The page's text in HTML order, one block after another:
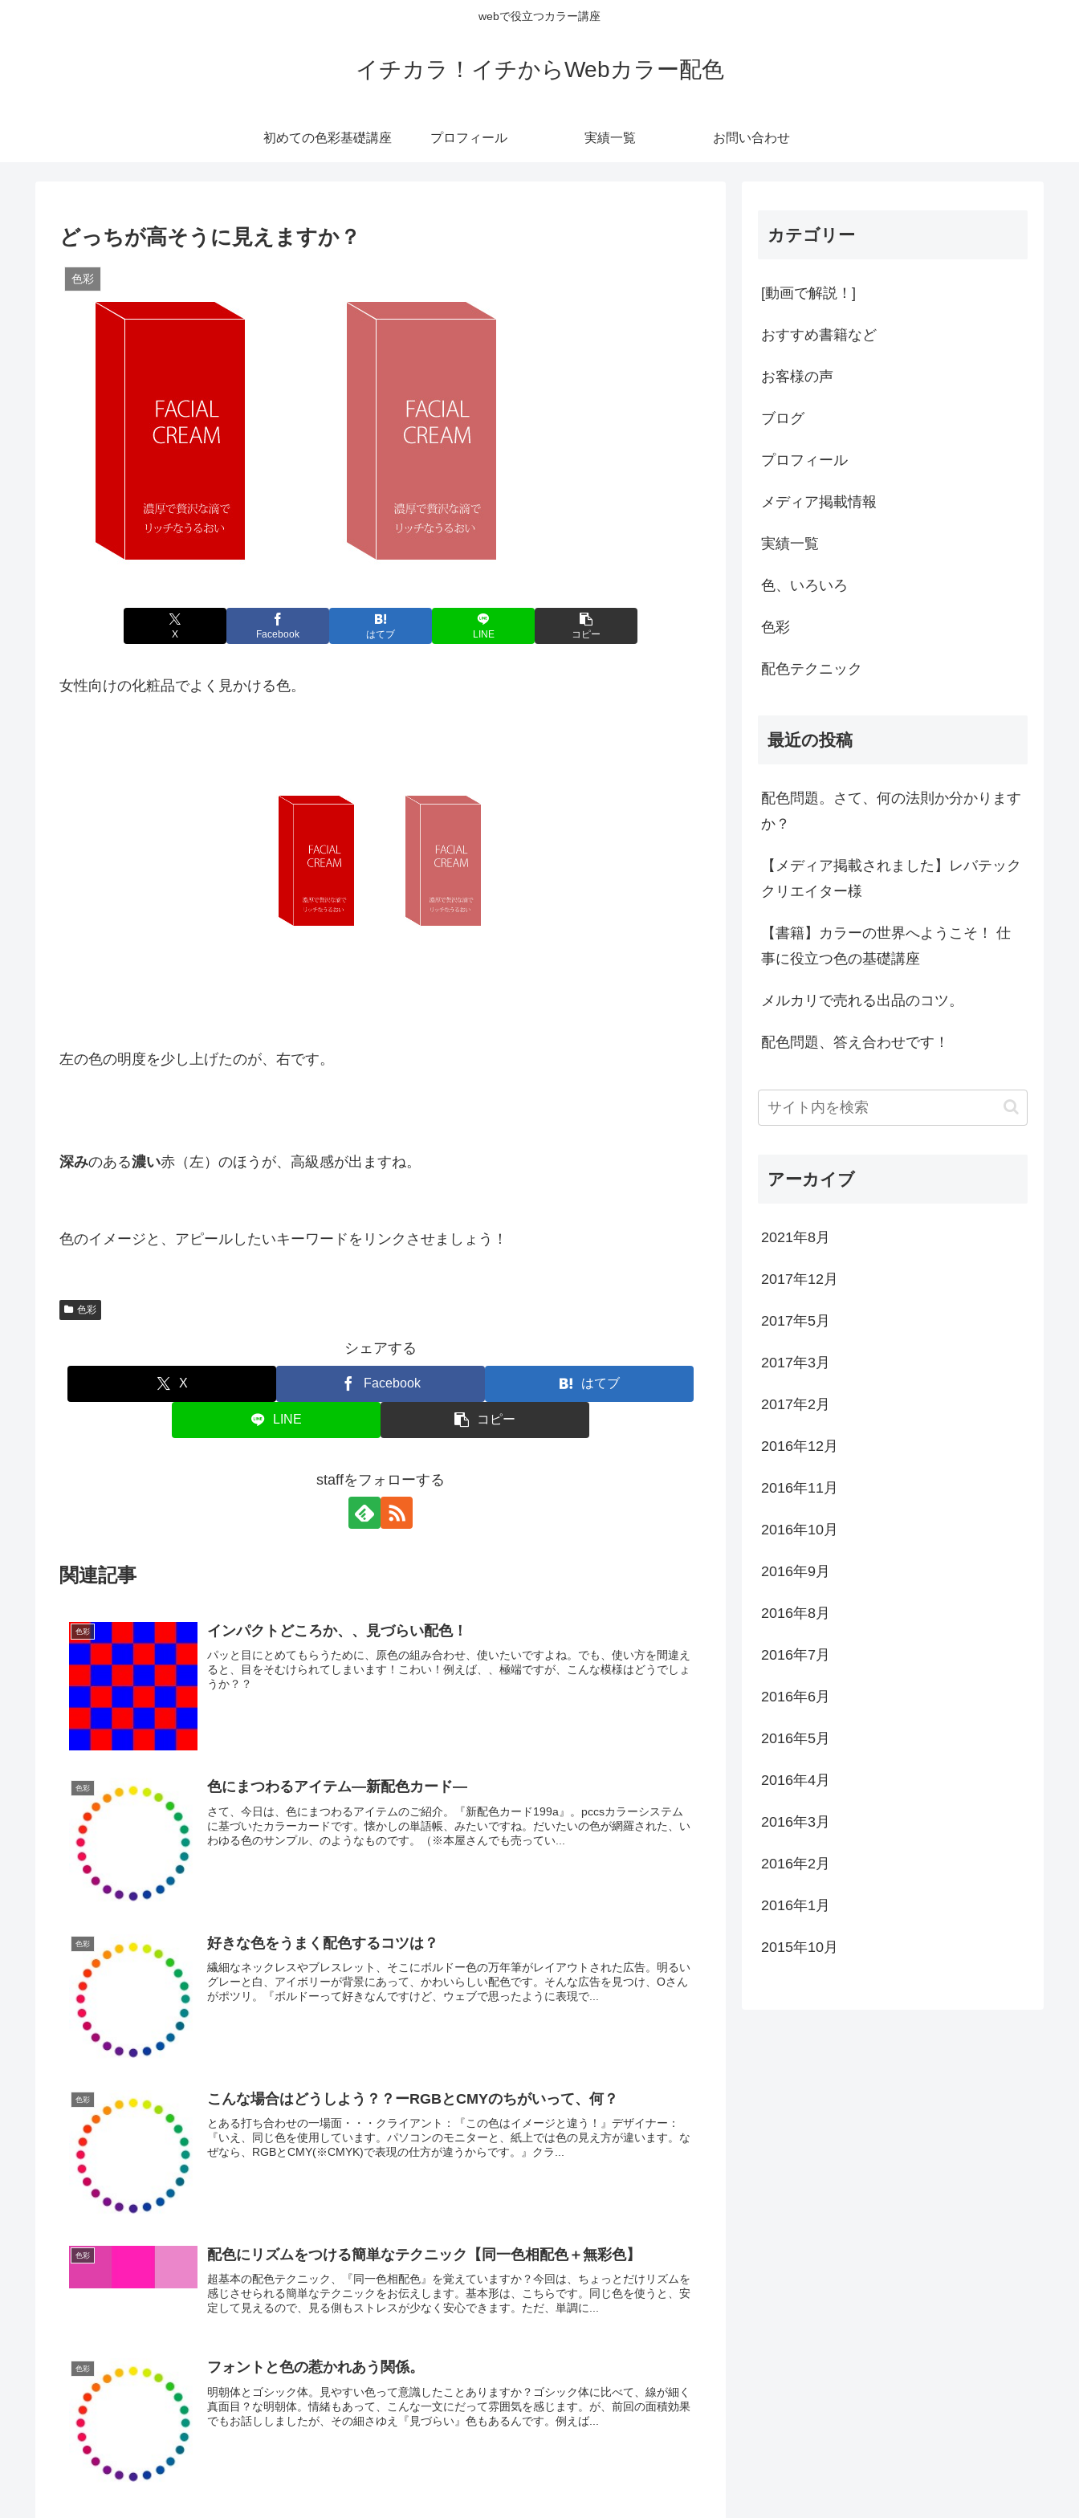
webで役立つカラー講座
イチカラ！イチからWebカラー配色
初めての色彩基礎講座 プロフィール 実績一覧 お問い合わせ
どっちが高そうに見えますか？
色彩
X Facebook はてブ LINE コピー
女性向けの化粧品でよく見かける色。
左の色の明度を少し上げたのが、右です。
深みのある濃い赤（左）のほうが、高級感が出ますね。
色のイメージと、アピールしたいキーワードをリンクさせましょう！
色彩
シェアする
X Facebook はてブ
LINE コピー
staffをフォローする
関連記事
色彩 インパクトどころか、、見づらい配色！
パッと目にとめてもらうために、原色の組み合わせ、使いたいですよね。でも、使い方を間違え
ると、目をそむけられてしまいます！こわい！例えば、、極端ですが、こんな模様はどうでしょ
うか？？
色彩 色にまつわるアイテム―新配色カード―
さて、今日は、色にまつわるアイテムのご紹介。『新配色カード199a』。pccsカラーシステム
に基づいたカラーカードです。懐かしの単語帳、みたいですね。だいたいの色が網羅された、い
わゆる色のサンプル、のようなものです。（※本屋さんでも売ってい...
色彩 好きな色をうまく配色するコツは？
繊細なネックレスやブレスレット、そこにボルドー色の万年筆がレイアウトされた広告。明るい
グレーと白、アイボリーが背景にあって、かわいらしい配色です。そんな広告を見つけ、Oさん
がポツリ。『ボルドーって好きなんですけど、ウェブで思ったように表現で...
色彩 こんな場合はどうしよう？？ーRGBとCMYのちがいって、何？
とある打ち合わせの一場面・・・クライアント：『この色はイメージと違う！』デザイナー：
『いえ、同じ色を使用しています。パソコンのモニターと、紙上では色の見え方が違います。な
ぜなら、RGBとCMY(※CMYK)で表現の仕方が違うからです。』クラ...
色彩 配色にリズムをつける簡単なテクニック【同一色相配色＋無彩色】
超基本の配色テクニック、『同一色相配色』を覚えていますか？今回は、ちょっとだけリズムを
感じさせられる簡単なテクニックをお伝えします。基本形は、こちらです。同じ色を使うと、安
定して見えるので、見る側もストレスが少なく安心できます。ただ、単調に...
色彩 フォントと色の惹かれあう関係。
明朝体とゴシック体。見やすい色って意識したことありますか？ゴシック体に比べて、線が細く
真面目？な明朝体。情緒もあって、こんな一文にだって雰囲気を感じます。が、前回の面積効果
でもお話ししましたが、その細さゆえ『見づらい』色もあるんです。例えば...
カテゴリー
[動画で解説！]
おすすめ書籍など
お客様の声
ブログ
プロフィール
メディア掲載情報
実績一覧
色、いろいろ
色彩
配色テクニック
最近の投稿
配色問題。さて、何の法則か分かります
か？
【メディア掲載されました】レバテック
クリエイター様
【書籍】カラーの世界へようこそ！ 仕
事に役立つ色の基礎講座
メルカリで売れる出品のコツ。
配色問題、答え合わせです！
アーカイブ
2021年8月
2017年12月
2017年5月
2017年3月
2017年2月
2016年12月
2016年11月
2016年10月
2016年9月
2016年8月
2016年7月
2016年6月
2016年5月
2016年4月
2016年3月
2016年2月
2016年1月
2015年10月